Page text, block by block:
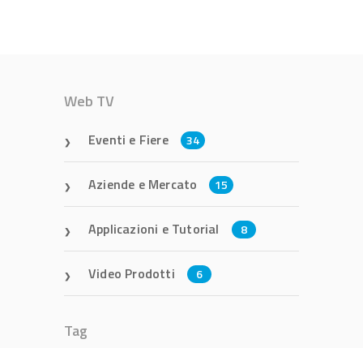
Web TV
Eventi e Fiere 34
Aziende e Mercato 15
Applicazioni e Tutorial 8
Video Prodotti 6
Tag